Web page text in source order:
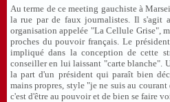
Au terme de ce meeting gauchiste à
la rue par de faux journalistes. Il s'agit
organisation appelée "La Cellule Grise",
proches du pouvoir français. Le
impliqué dans la conception de cette
conseiller en lui laissant "carte blanche".
la part d'un président qui paraît bien
mains propres, style "je ne suis au
c'est d'être au pouvoir et de bien se faire